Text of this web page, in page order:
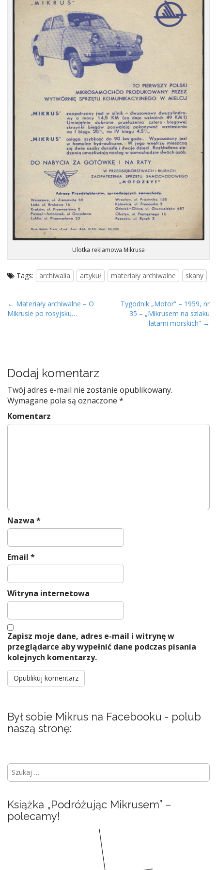
Ulotka reklamowa Mikrusa
Tags: archiwalia artykuł materiały archiwalne skany
P
o
a
v
g
a
← Materiały archiwalne – O
Mikrusie po rosyjsku…
Tygodnik „Motor” – 1959, nr
35 – „Mikrusem na szlaku
latarni morskich” →
Dodaj komentarz
Twój adres e-mail nie zostanie opublikowany.
Wymagane pola są oznaczone *
Komentarz
Nazwa *
Email *
Witryna internetowa
Zapisz moje dane, adres e-mail i witrynę w
przeglądarce aby wypełnić dane podczas pisania
kolejnych komentarzy.
Był sobie Mikrus na Facebooku - polub
naszą stronę:
S
a
j
:
Książka „Podróżując Mikrusem” –
polecamy!